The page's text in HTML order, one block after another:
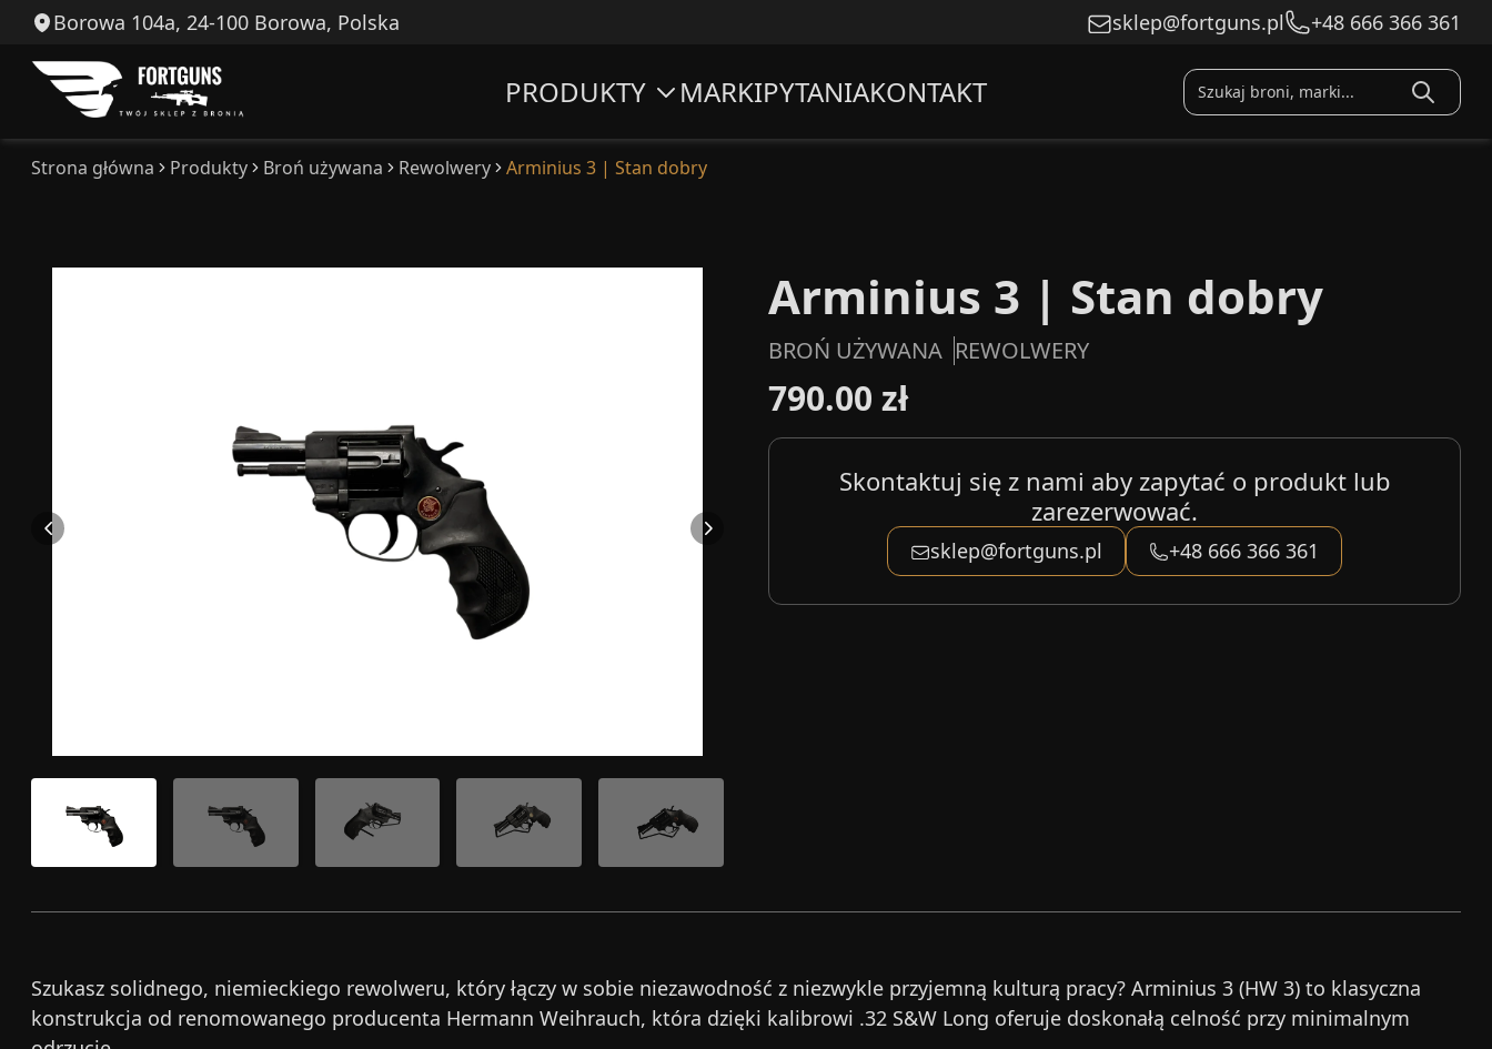
Borowa 104a, 24-100 Borowa, Polska sklep@fortguns.pl +48 666 366 361
PRODUKTY MARKIPYTANIAKONTAKT
Strona główna Produkty Broń używana Rewolwery Arminius 3 | Stan dobry
Arminius 3 | Stan dobry
BROŃ UŻYWANA REWOLWERY
790.00 zł
Skontaktuj się z nami aby zapytać o produkt lub
zarezerwować.
sklep@fortguns.pl +48 666 366 361
Szukasz solidnego, niemieckiego rewolweru, który łączy w sobie niezawodność z niezwykle przyjemną kulturą pracy? Arminius 3 (HW 3) to klasyczna
konstrukcja od renomowanego producenta Hermann Weihrauch, która dzięki kalibrowi .32 S&W Long oferuje doskonałą celność przy minimalnym